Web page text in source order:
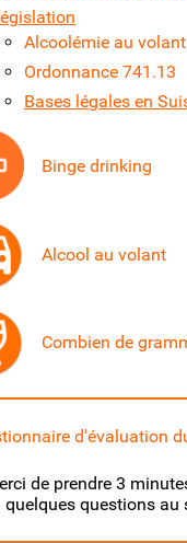
Alcoolémie au volant
Ordonnance 741.13
Bases légales en
Binge drinking
Alcool au volant
Combien de
d'évaluation
de prendre 3
quelques questions au